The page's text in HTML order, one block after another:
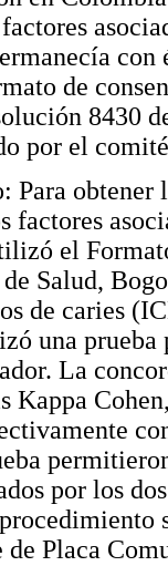
de
8430
por el
Para
factores
el
Salud,
de caries
una
La
Kappa
por los
Placa